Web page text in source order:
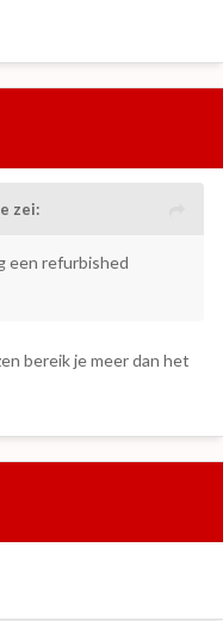
zei:
een refurbished
bereik je meer dan het